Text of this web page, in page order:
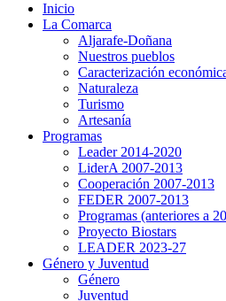
Inicio
La Comarca
Aljarafe-Doñana
Nuestros pueblos
Caracterización
Naturaleza
Turismo
Artesanía
Programas
Leader 2014-2020
LiderA 2007-2013
Cooperación 2007-2013
FEDER 2007-2013
Programas (anteriores a
Proyecto Biostars
LEADER 2023-27
Género y Juventud
Género
Juventud